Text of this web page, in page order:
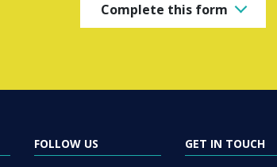
Complete this form
FOLLOW US GET IN TOUCH